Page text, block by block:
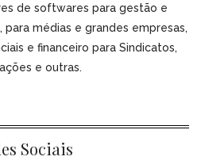
de softwares para gestão e
médias e grandes empresas,
e financeiro para Sindicatos,
e outras.
Sociais